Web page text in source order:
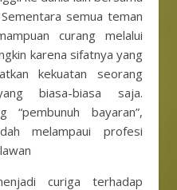
semua teman
curang melalui
karena sifatnya yang
kekuatan seorang
biasa-biasa saja.
“pembunuh bayaran”,
melampaui profesi
curiga terhadap